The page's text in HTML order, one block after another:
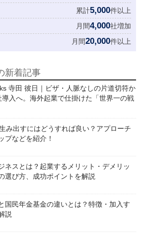
累計5,000件以上
月間4,000社増加
月間20,000件以上
新着記事
寺田 彼日｜ビザ・人脈なしの片道切符か
導入へ。海外起業で仕掛けた「世界一の戦
み出すにはどうすれば良い？アプローチ
プなどを紹介！
ネスとは？起業するメリット・デメリッ
選び方、成功ポイントを解説
国民年金基金の違いとは？特徴・加入す
説